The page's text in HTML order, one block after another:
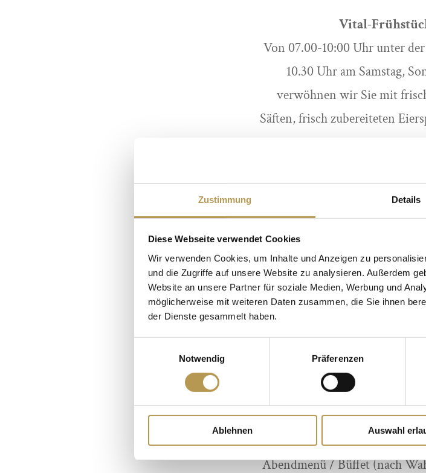
Zustimmung Details
Diese Webseite verwendet Cookies
Wir verwenden Cookies, um Inhalte und Anzeigen zu
und die Zugriffe auf unsere Website zu analysieren. Außerdem
Website an unsere Partner für soziale Medien, Werbung und
möglicherweise mit weiteren Daten zusammen, die Sie ihnen
der Dienste gesammelt haben.
Notwendig
Präferenzen
Ablehnen Auswahl
Vital-
Von 07.00-10:00 Uhr unter
10.30 Uhr am Samstag,
verwöhnen wir Sie mit
Säften, frisch zubereiteten
Täglich von 14.00-17.00 Uhr
eine leckere Auswahl an
Von 12 – 14 Uhr können Sie
unserem Restaurant l´ami
unserer
Bitte reservieren Sie dazu
FREUND’liche
Im Rahmen der
Abendmenü / Büffet (nach